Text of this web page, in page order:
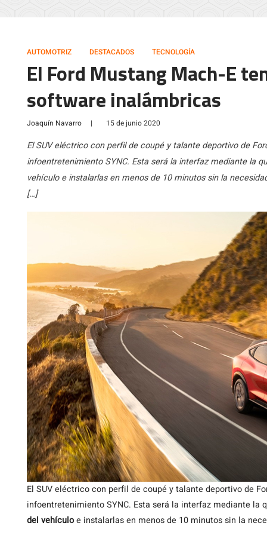
AUTOMOTRIZ DESTACADOS TECNOLOGÍA
El Ford Mustang Mach-E
software inalámbricas
Joaquín Navarro | 15 de junio 2020
El SUV eléctrico con perfil de coupé y talante deportivo de
infoentretenimiento SYNC. Esta será la interfaz mediante la
vehículo e instalarlas en menos de 10 minutos sin la
[…]
El SUV eléctrico con perfil de coupé y talante deportivo de
infoentretenimiento SYNC. Esta será la interfaz mediante la
del vehículoe instalarlas en menos de 10 minutos sin la